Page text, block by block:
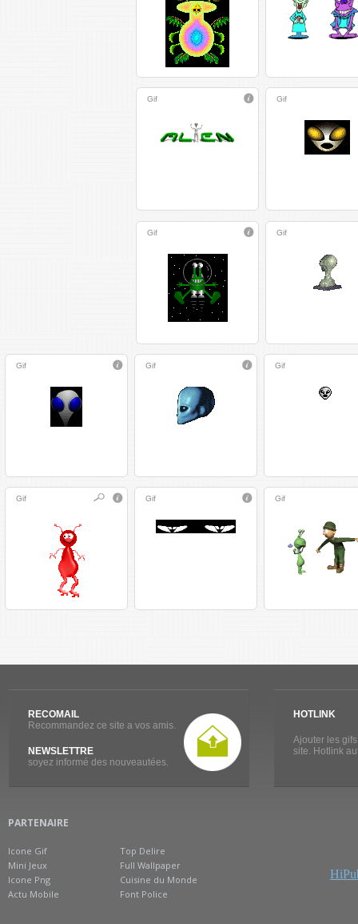
Gif Gif
Gif Gif
Gif Gif Gif
Gif Gif Gif
RECOMAIL
Recommandez ce site a vos amis.
NEWSLETTRE
soyez informé des nouveautées.
HOTLINK
Ajouter les
site. Hotlink
PARTENAIRE
Icone Gif
Mini Jeux
Icone Png
Actu Mobile
Top Delire
Full Wallpaper
Cuisine du Monde
Font Police